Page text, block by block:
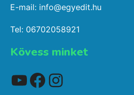
E-mail: info@egyedit.hu
Tel: 06702058921
Kövess minket
YouTube
Facebook
Instagram